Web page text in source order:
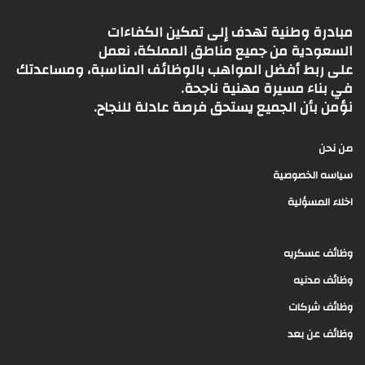
مبادرة وطنية تهدف إلى تمكين الكفاءات
السعودية من جميع مناطق المملكة، نعمل
على ربط أفضل المواهب بالوظائف المناسبة، ومساعدتك
في بناء مسيرة مهنية ناجحة.
نؤمن بأن الجميع يستحق فرصة عادلة للنجاح.
من نحن
سياسه الخصوصية
اخلاء المسؤلية
وظائف عسكريه
وظائف مدنيه
وظائف شركات
وظائف عن بعد